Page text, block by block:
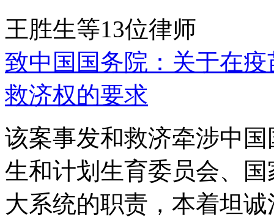
王胜生等13位律师
致中国国务院：关于在
救济权的要求
该案事发和救济牵涉中
生和计划生育委员会、
大系统的职责，本着坦